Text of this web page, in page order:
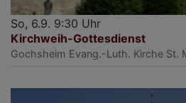
So, 6.9. 9:30 Uhr
Kirchweih-Gottesdienst
Gochsheim Evang.-Luth. Kirche St.